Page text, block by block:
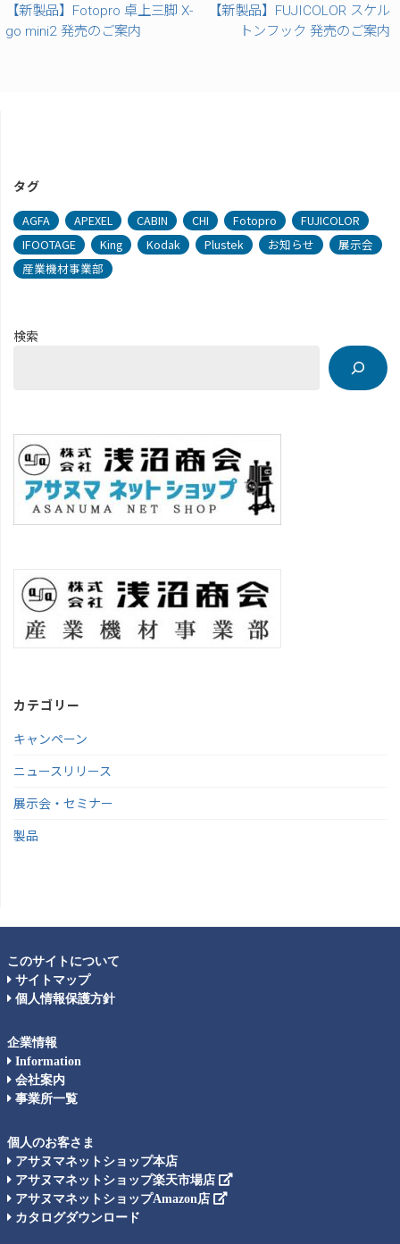
【新製品】Fotopro 卓上三脚 X-
go mini2 発売のご案内
【新製品】FUJICOLOR スケル
トンフック 発売のご案内
タグ
AGFA APEXEL CABIN CHI Fotopro
FUJICOLOR
IFOOTAGE
King Kodak Plustek お知らせ
展示会
産業機材事業部
検索
カテゴリー
キャンペーン
ニュースリリース
展示会・セミナー
製品
このサイトについて
サイトマップ
個人情報保護方針
企業情報
Information
会社案内
事業所一覧
個人のお客さま
アサヌマネットショップ本店
アサヌマネットショップ楽天市場店
アサヌマネットショップAmazon店
カタログダウンロード